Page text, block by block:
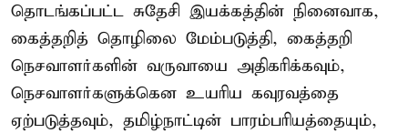
தொடங்கப்பட்ட சுதேசி இயக்கத்தின் நினைவாக,
கைத்தறித் தொழிலை மேம்படுத்தி, கைத்தறி
நெசவாளர்களின் வருவாயை அதிகரிக்கவும்,
நெசவாளர்களுக்கென உயரிய கவுரவத்தை
ஏற்படுத்தவும், தமிழ்நாட்டின் பாரம்பரியத்தையும்,